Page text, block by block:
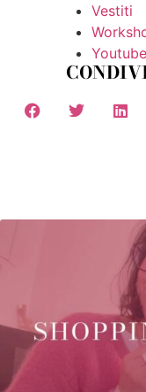
Vestiti
Youtube